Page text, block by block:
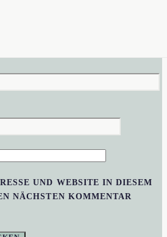
UND WEBSITE IN DIESEM
NÄCHSTEN KOMMENTAR